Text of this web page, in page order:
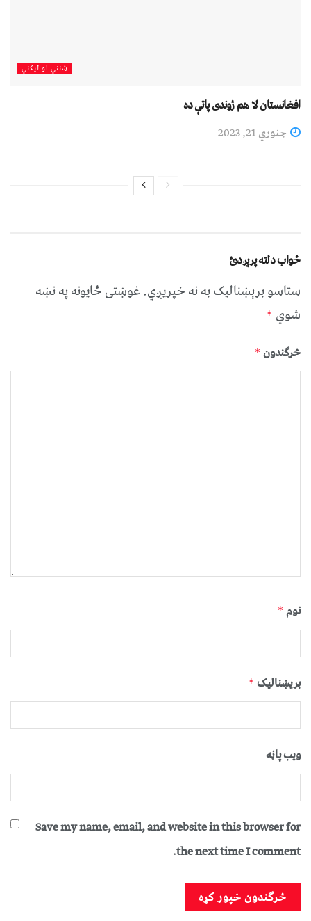
شنني او لیکني
افغانستان لا هم ژوندی پاتې ده
جنوري 21, 2023
ځواب دلته پرېږدئ
ستاسو برېښناليک به نه خپريږي.غوښتى ځایونه په نښه
شوي *
څرگندون *
نوم *
بریښنالیک *
ویب پاڼه
Save my name, email, and website in this browser for
the next time I comment.